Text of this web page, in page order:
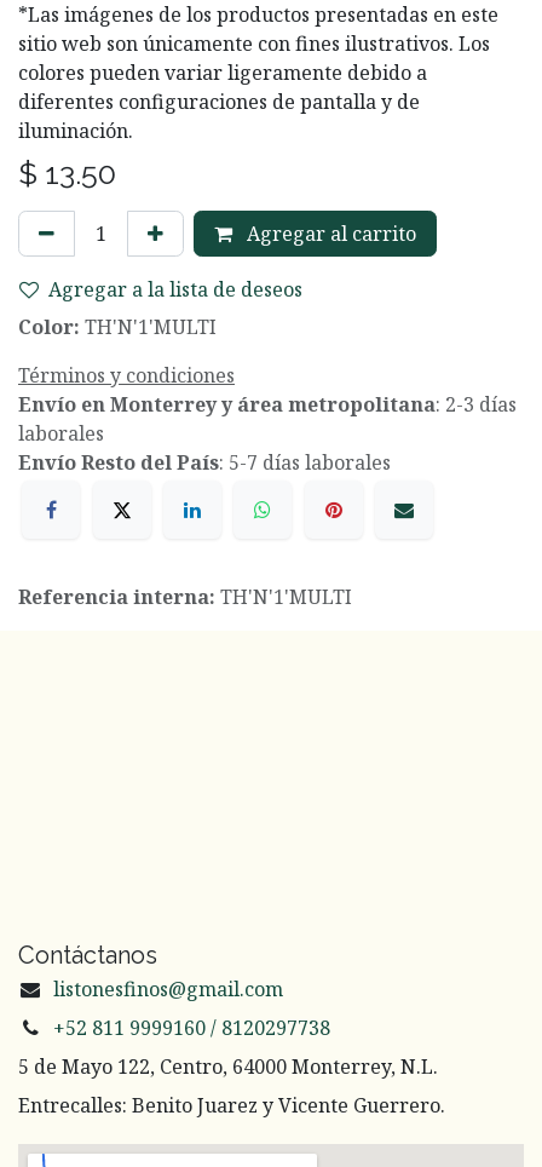
*Las imágenes de los productos presentadas en este
sitio web son únicamente con fines ilustrativos. Los
colores pueden variar ligeramente debido a
diferentes configuraciones de pantalla y de
iluminación.
$ 13.50
Agregar al carrito
Agregar a la lista de deseos
Color: TH'N'1'MULTI
Términos y condiciones
Envío en Monterrey y área metropolitana: 2-3 días
laborales
Envío Resto del País: 5-7 días laborales
Referencia interna: TH'N'1'MULTI
Contáctanos
listonesfinos@gmail.com
+52 811 9999160 / 8120297738
5 de Mayo 122, Centro, 64000 Monterrey, N.L.
Entrecalles: Benito Juarez y Vicente Guerrero.